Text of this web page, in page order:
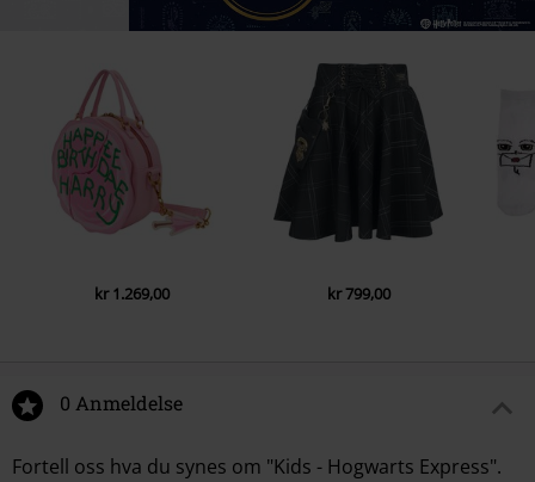
kr 1.269,00 kr 799,00
0 Anmeldelse
Fortell oss hva du synes om "Kids - Hogwarts Express".